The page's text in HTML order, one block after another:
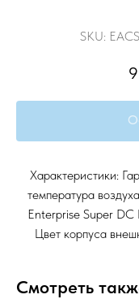
SKU:
Характеристики:
температура
Enterprise Super
Цвет корпуса
Смотреть